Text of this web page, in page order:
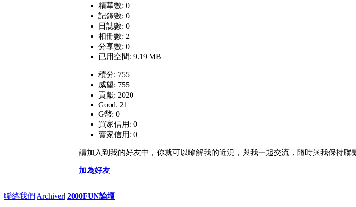
精華數: 0
記錄數: 0
日誌數: 0
相冊數: 2
分享數: 0
已用空間: 9.19 MB
積分: 755
威望: 755
貢獻: 2020
Good: 21
G幣: 0
買家信用: 0
賣家信用: 0
請加入到我的好友中，你就可以瞭解我的近況，與我一起交流，隨時與我保持聯
加為好友
聯絡我們|Archiver| 2000FUN論壇